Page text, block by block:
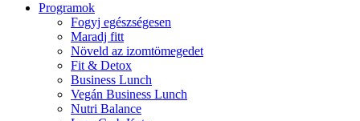
Programok
Fogyj egészségesen
Maradj fitt
Növeld az izomtömegedet
Fit & Detox
Business Lunch
Vegán Business Lunch
Nutri Balance